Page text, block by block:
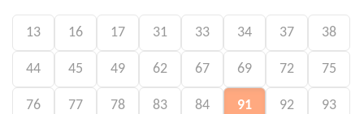
13 16 17 31 33 34 37 38
44 45 49 62 67 69 72 75
76 77 78 83 84 91 92 93